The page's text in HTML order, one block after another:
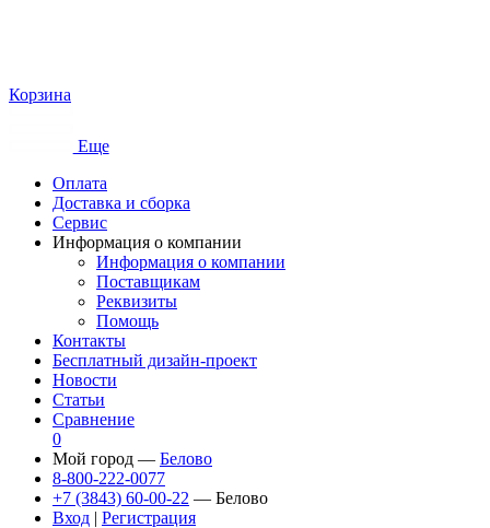
Корзина
Еще
Оплата
Доставка и сборка
Сервис
Информация о компании
Информация о компании
Поставщикам
Реквизиты
Помощь
Контакты
Бесплатный дизайн-проект
Новости
Статьи
Сравнение
0
Мой город — Белово
8-800-222-0077
+7 (3843) 60-00-22 — Белово
Вход | Регистрация